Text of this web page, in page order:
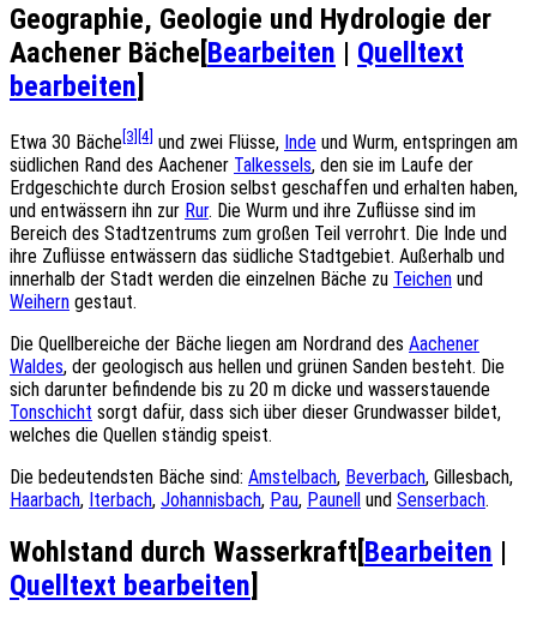
Geographie, Geologie und Hydrologie der
Aachener Bäche[Bearbeiten | Quelltext
bearbeiten]
Etwa 30 Bäche[3] [4] und zwei Flüsse, Inde und Wurm, entspringen am
südlichen Rand des Aachener Talkessels, den sie im Laufe der
Erdgeschichte durch Erosion selbst geschaffen und erhalten haben,
und entwässern ihn zur Rur. Die Wurm und ihre Zuflüsse sind im
Bereich des Stadtzentrums zum großen Teil verrohrt. Die Inde und
ihre Zuflüsse entwässern das südliche Stadtgebiet. Außerhalb und
innerhalb der Stadt werden die einzelnen Bäche zu Teichen und
Weihern gestaut.
Die Quellbereiche der Bäche liegen am Nordrand des Aachener
Waldes, der geologisch aus hellen und grünen Sanden besteht. Die
sich darunter befindende bis zu 20 m dicke und wasserstauende
Tonschicht sorgt dafür, dass sich über dieser Grundwasser bildet,
welches die Quellen ständig speist.
Die bedeutendsten Bäche sind: Amstelbach, Beverbach, Gillesbach,
Haarbach, Iterbach, Johannisbach, Pau, Paunell und Senserbach.
Wohlstand durch Wasserkraft[Bearbeiten |
Quelltext bearbeiten]